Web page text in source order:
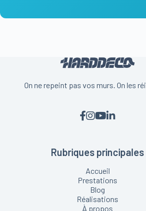
On ne repeint pas vos murs. On les
Rubriques principales
Accueil
Prestations
Blog
Réalisations
À propos